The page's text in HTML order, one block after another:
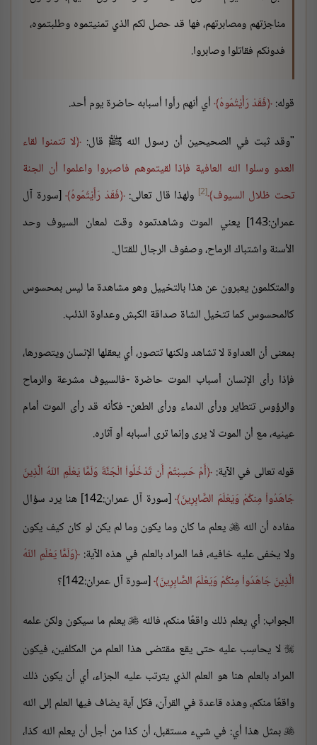
مناجزتهم ومصابرتهم، فها قد حصل لكم الذي تمنيتموه وطلبتموه،
فدونكم فقاتلوا وصابروا.
قوله: فَقَدْ رَأَيْتُمُوهُ أي أنهم رأوا أسبابه حاضرة يوم أحد.
"وقد ثبت في الصحيحين أن رسول الله ﷺ قال: لا تتمنوا لقاء
العدو وسلوا الله العافية فإذا لقيتموهم فاصبروا واعلموا أن الجنة
تحت ظلال السيوف [2] ولهذا قال تعالى: فَقَدْ رَأَيْتُمُوهُ [سورة آل
عمران:143] يعني الموت وشاهدتموه وقت لمعان السيوف وحد
الأسنة واشتباك الرماح، وصفوف الرجال للقتال.
والمتكلمون يعبرون عن هذا بالتخييل وهو مشاهدة ما ليس بمحسوس
كالمحسوس كما تتخيل الشاة صداقة الكبش وعداوة الذئب.
بمعنى أن العداوة لا تشاهد ولكنها تتصور، أي يعقلها الإنسان ويتصورها،
فإذا رأى الإنسان أسباب الموت حاضرة -فالسيوف مشرعة والرماح
والرؤوس تتطاير ورأى الدماء ورأى الطعن- فكأنه قد رأى الموت أمام
عينيه، مع أن الموت لا يرى وإنما ترى أسبابه أو آثاره.
قوله تعالى في الآية: أَمْ حَسِبْتُمْ أَن تَدْخُلُواْ الْجَنَّةَ وَلَمَّا يَعْلَمِ اللّهُ الَّذِينَ
جَاهَدُواْ مِنكُمْ وَيَعْلَمَ الصَّابِرِينَ
[سورة آل عمران:142] هنا يرد سؤال
مفاده أن الله يعلم ما كان وما يكون وما لم يكن لو كان كيف يكون
ولا يخفى عليه خافيه، فما المراد بالعلم في هذه الآية: وَلَمَّا يَعْلَمِ اللّهُ
الَّذِينَ جَاهَدُواْ مِنكُمْ وَيَعْلَمَ الصَّابِرِينَ [سورة آل عمران:142]؟
الجواب: أي يعلم ذلك واقعًا منكم، فالله يعلم ما سيكون ولكن علمه
 لا يحاسِب عليه حتى يقع مقتضى هذا العلم من المكلفين، فيكون
المراد بالعلم هنا هو العلم الذي يترتب عليه الجزاء، أي أن يكون ذلك
واقعًا منكم، وهذه قاعدة في القرآن، فكل آية يضاف فيها العلم إلى الله
 بمثل هذا أي: في شيء مستقبل، أن كذا من أجل أن يعلم الله كذا،